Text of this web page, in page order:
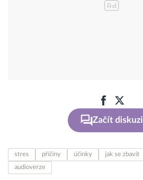
Začít diskuzi
stres příčiny účinky jak se zbavit
audioverze